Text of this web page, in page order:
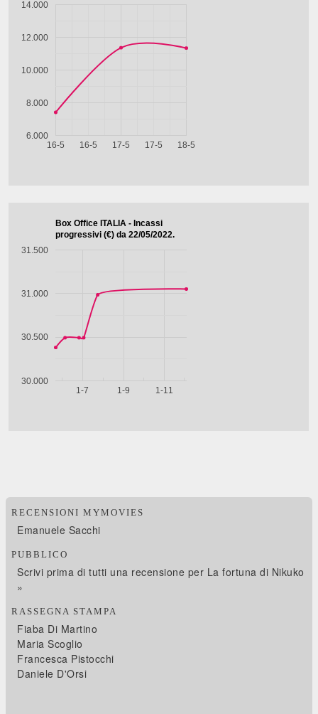
RECENSIONI MYMOVIES
Emanuele Sacchi
PUBBLICO
Scrivi prima di tutti una recensione per La fortuna di Nikuko
»
RASSEGNA STAMPA
Fiaba Di Martino
Maria Scoglio
Francesca Pistocchi
Daniele D'Orsi